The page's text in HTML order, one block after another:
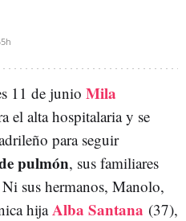
11 de junio Mila
el alta hospitalaria y se
para seguir
pulmón, sus familiares
sus hermanos, Manolo,
hijaAlba Santana (37),